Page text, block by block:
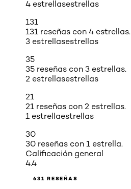
4 estrellasestrellas
131
131 reseñas con 4 estrellas.
3 estrellasestrellas
35
35 reseñas con 3 estrellas.
2 estrellasestrellas
21
21 reseñas con 2 estrellas.
1 estrellaestrellas
30
30 reseñas con 1 estrella.
Calificación general
4.4
631 RESEÑAS